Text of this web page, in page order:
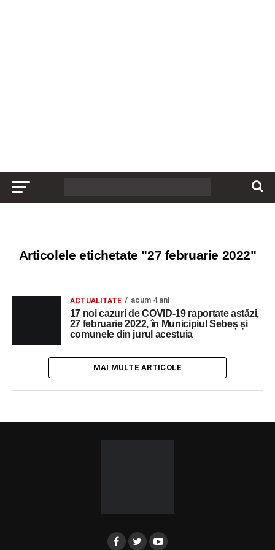
Articolele etichetate "27 februarie 2022"
ACTUALITATE acum 4 ani
17 noi cazuri de COVID-19 raportate astăzi,
27 februarie 2022, în Municipiul Sebeș și
comunele din jurul acestuia
MAI MULTE ARTICOLE